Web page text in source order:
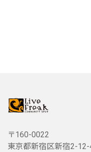
〒160-0022
東京都新宿区新宿2-